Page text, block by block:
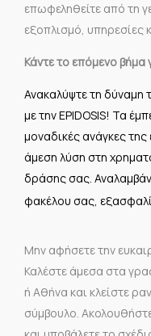
επωφεληθείτε από τη
εξοπλισμό, υπηρεσίες
Κάντε το επόμενο βήμα
Ανακαλύψτε τη δύναμη
με την EPIDOSIS! Τα
μοναδικές ανάγκες
άμεση λύση στη
δράσης σας.
φακέλου σας,
Μην αφήσετε την
Καλέστε άμεσα στα
ή Αθήνα και κλείστε
σύμβουλο.